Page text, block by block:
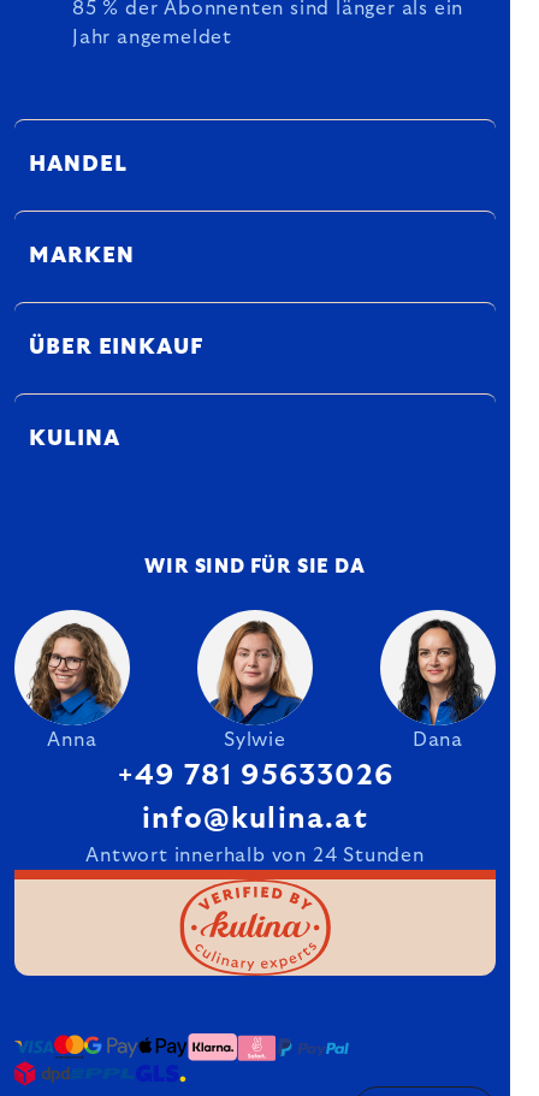
85 % der Abonnenten sind länger als ein
Jahr angemeldet
HANDEL
MARKEN
ÜBER EINKAUF
KULINA
WIR SIND FÜR SIE DA
Anna Sylwie Dana
+49 781 95633026
info@kulina.at
Antwort innerhalb von 24 Stunden